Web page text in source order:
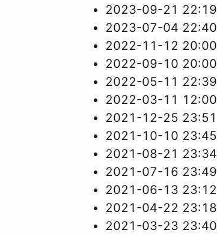
2023-09-21 22:19
2023-07-04 22:40
2022-11-12 20:00
2022-09-10 20:00
2022-05-11 22:39
2022-03-11 12:00
2021-12-25 23:51
2021-10-10 23:45
2021-08-21 23:34
2021-07-16 23:49
2021-06-13 23:12
2021-04-22 23:18
2021-03-23 23:40